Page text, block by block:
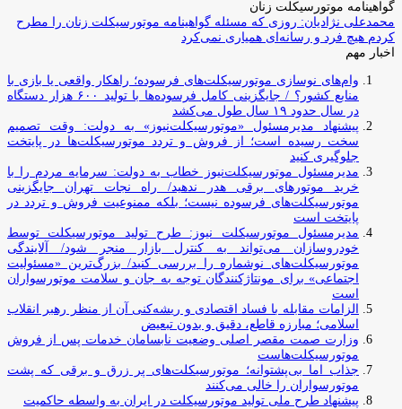
گواهینامه موتورسیکلت زنان
محمدعلی نژادیان: روزی که مسئله گواهینامه موتورسیکلت زنان را مطرح
کردم هیچ فرد و رسانه‌ای همیاری نمی‌کرد
اخبار مهم
وام‌های نوسازی موتورسیکلت‌های فرسوده؛ راهکار واقعی یا بازی با
منابع کشور؟ / جایگزینی کامل فرسوده‌ها با تولید ۶۰۰ هزار دستگاه
در سال حدود ۱۹ سال طول می‌کشد
پیشنهاد مدیرمسئول «موتورسیکلت‌نیوز» به دولت: وقت تصمیم
سخت رسیده است؛ از فروش و تردد موتورسیکلت‌ها در پایتخت
جلوگیری کنید
مدیرمسئول موتورسیکلت‌نیوز خطاب به دولت: سرمایه مردم را با
خرید موتورهای برقی هدر ندهید/ راه نجات تهران جایگزینی
موتورسیکلت‌های فرسوده نیست؛ بلکه ممنوعیت فروش و تردد در
پایتخت است
مدیرمسئول موتورسیکلت نیوز: طرح تولید موتورسیکلت توسط
خودروسازان می‌تواند به کنترل بازار منجر شود/ آلایندگی
موتورسیکلت‌های نوشماره را بررسی کنید/ بزرگ‌ترین «مسئولیت
اجتماعی» برای مونتاژکنندگان توجه به جان و سلامت موتورسواران
است
الزامات مقابله با فساد اقتصادی و ریشه‌کنی آن از منظر رهبر انقلاب
اسلامی؛ مبارزه قاطع، دقیق و بدون تبعیض
وزارت صمت مقصر اصلی وضعیت نابسامان خدمات پس از فروش
موتورسیکلت‌هاست
جذاب اما بی‌پشتوانه؛ موتورسیکلت‌های پر زرق‌ و برقی که پشت
موتورسواران را خالی می‌کنند
پیشنهاد طرح ملی تولید موتورسیکلت در ایران به واسطه حاکمیت